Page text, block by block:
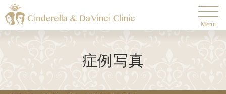
Menu
症例写真